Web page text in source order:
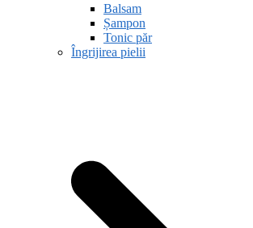
Balsam
Șampon
Tonic păr
Îngrijirea pielii